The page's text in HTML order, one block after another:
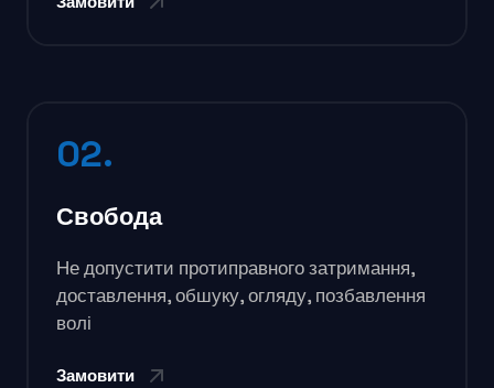
02.
Свобода
Не допустити протиправного затримання,
доставлення, обшуку, огляду, позбавлення
волі
Замовити